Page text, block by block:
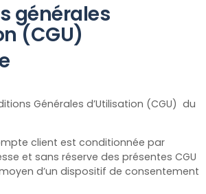
générales
(CGU)
Générales d’Utilisation (CGU) du
client est conditionnée par
et sans réserve des présentes CGU
d’un dispositif de consentement